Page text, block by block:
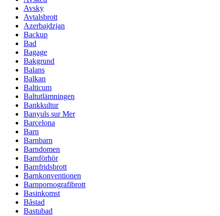
Avsky
Avtalsbrott
Azerbajdzjan
Backup
Bad
Bagage
Bakgrund
Balans
Balkan
Balticum
Baltutlämningen
Bankkultur
Banyuls sur Mer
Barcelona
Barn
Barnbarn
Barndomen
Barnförhör
Barnfridsbrott
Barnkonventionen
Barnpornografibrott
Basinkomst
Båstad
Bastubad